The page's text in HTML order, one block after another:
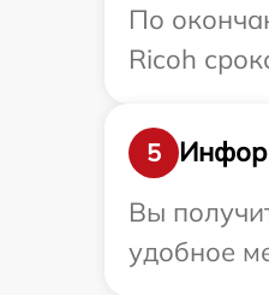
По
Ricoh
5
Вы
удобное